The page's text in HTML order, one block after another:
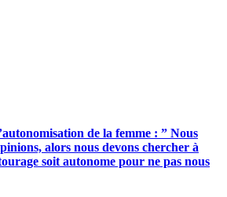
de la femme : ” Nous
alors nous devons chercher à
soit autonome pour ne pas nous